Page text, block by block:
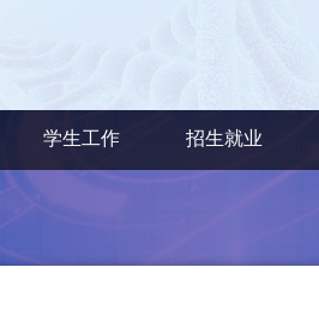
学生工作 招生就业